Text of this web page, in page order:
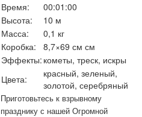
Время:
00:01:00
Высота:
10 м
Масса:
0,1 кг
Коробка:
8,7×69 см см
Эффекты: кометы, треск, искры
Цвета:
красный, зеленый,
золотой, серебряный
Приготовьтесь к взрывному
празднику с нашей Огромной